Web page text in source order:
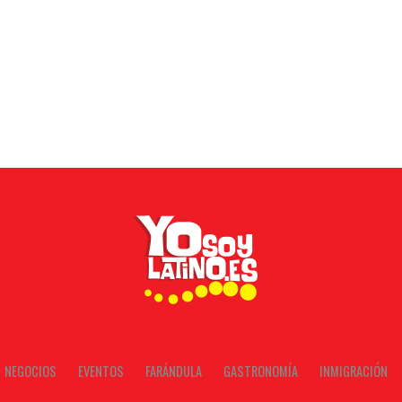
NEGOCIOS EVENTOS FARÁNDULA GASTRONOMÍA INMIGRACIÓN